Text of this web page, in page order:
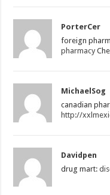
PorterCer
foreign
pharmacy
MichaelSog
canadian
http://
Davidpen
drug mart: